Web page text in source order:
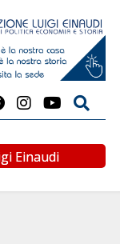
Einaudi